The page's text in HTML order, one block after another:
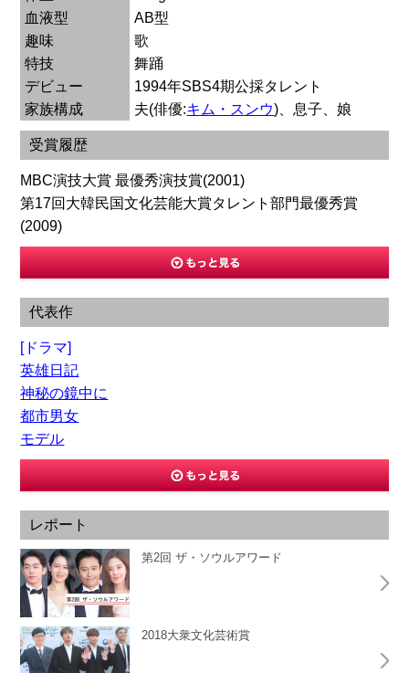
血液型
AB型
趣味
歌
特技
舞踊
デビュー
1994年SBS4期公採タレント
家族構成
夫(俳優:キム・スンウ)、息子、娘
受賞履歴
MBC演技大賞 最優秀演技賞(2001)
第17回大韓民国文化芸能大賞タレント部門最優秀賞
(2009)
代表作
[ドラマ]
英雄日記
神秘の鏡中に
都市男女
モデル
レポート
第2回 ザ・ソウルアワード
2018大衆文化芸術賞